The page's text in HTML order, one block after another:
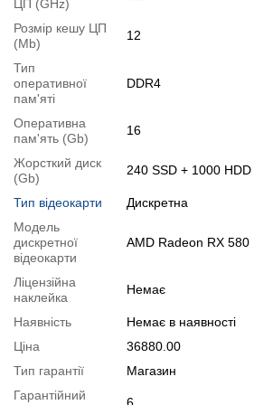
Тестування відеокарти
ЦП (GHz)
Розмір кешу ЦП
(Mb)
12
Тип
оперативної
пам'яті
DDR4
Оперативна
пам'ять (Gb)
16
Жорсткий диск
(Gb)
240 SSD + 1000 HDD
Тип відеокарти
Дискретна
Модель
дискретної
відеокарти
AMD Radeon RX 580
Ліцензійна
наклейка
Немає
Наявність
Немає в наявності
Ціна
36880.00
Тип гарантії
Магазин
Гарантійний